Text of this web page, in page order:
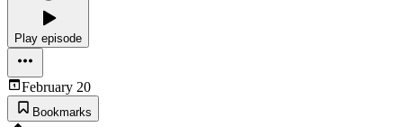
Play episode
February 20
Bookmarks